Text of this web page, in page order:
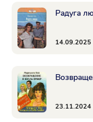
Радуга
14.09.2025
23.11.2024